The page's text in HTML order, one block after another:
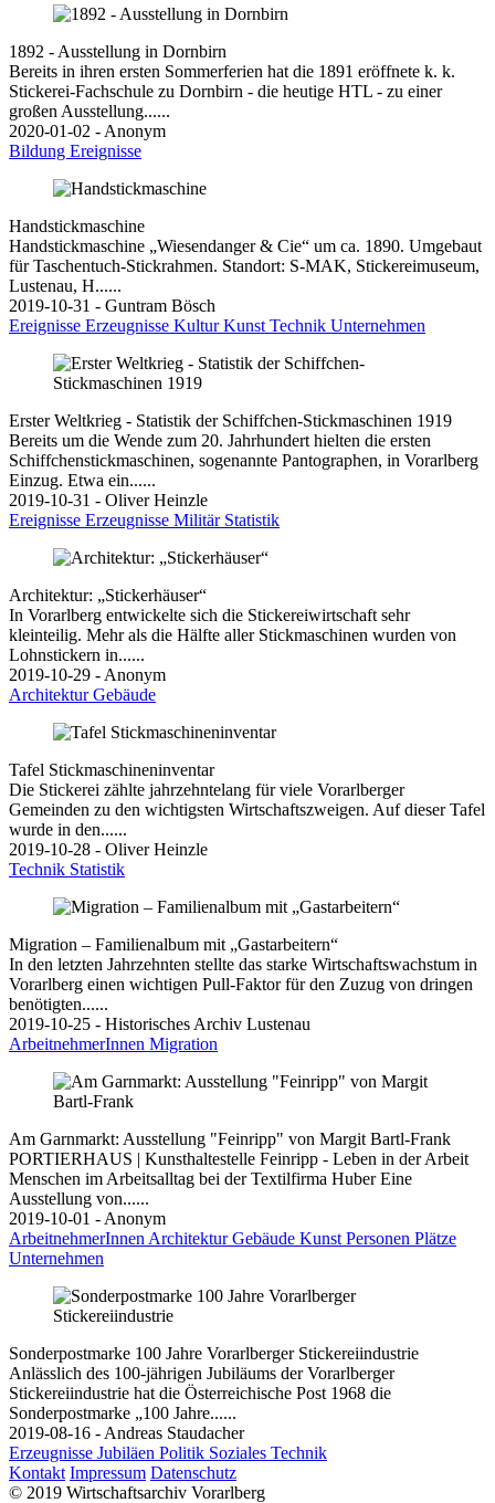
1892 - Ausstellung in Dornbirn
Bereits in ihren ersten Sommerferien hat die 1891 eröffnete k. k.
Stickerei-Fachschule zu Dornbirn - die heutige HTL - zu einer
großen Ausstellung......
2020-01-02 - Anonym
Bildung Ereignisse
Handstickmaschine
Handstickmaschine „Wiesendanger & Cie“ um ca. 1890. Umgebaut
für Taschentuch-Stickrahmen. Standort: S-MAK, Stickereimuseum,
Lustenau, H......
2019-10-31 - Guntram Bösch
Ereignisse Erzeugnisse KulturKunst Technik Unternehmen
Erster Weltkrieg - Statistik der Schiffchen-Stickmaschinen 1919
Bereits um die Wende zum 20. Jahrhundert hielten die ersten
Schiffchenstickmaschinen, sogenannte Pantographen, in Vorarlberg
Einzug. Etwa ein......
2019-10-31 - Oliver Heinzle
Ereignisse Erzeugnisse Militär Statistik
Architektur: „Stickerhäuser“
In Vorarlberg entwickelte sich die Stickereiwirtschaft sehr
kleinteilig. Mehr als die Hälfte aller Stickmaschinen wurden von
Lohnstickern in......
2019-10-29 - Anonym
ArchitekturGebäude
Tafel Stickmaschineninventar
Die Stickerei zählte jahrzehntelang für viele Vorarlberger
Gemeinden zu den wichtigsten Wirtschaftszweigen. Auf dieser Tafel
wurde in den......
2019-10-28 - Oliver Heinzle
Technik Statistik
Migration – Familienalbum mit „Gastarbeitern“
In den letzten Jahrzehnten stellte das starke Wirtschaftswachstum in
Vorarlberg einen wichtigen Pull-Faktor für den Zuzug von dringen
benötigten......
2019-10-25 - Historisches Archiv Lustenau
ArbeitnehmerInnen Migration
Am Garnmarkt: Ausstellung "Feinripp" von Margit Bartl-Frank
PORTIERHAUS | Kunsthaltestelle Feinripp - Leben in der Arbeit
Menschen im Arbeitsalltag bei der Textilfirma Huber Eine
Ausstellung von......
2019-10-01 - Anonym
ArbeitnehmerInnen ArchitekturGebäude Kunst Personen Plätze
Unternehmen
Sonderpostmarke 100 Jahre Vorarlberger Stickereiindustrie
Anlässlich des 100-jährigen Jubiläums der Vorarlberger
Stickereiindustrie hat die Österreichische Post 1968 die
Sonderpostmarke „100 Jahre......
2019-08-16 - Andreas Staudacher
Erzeugnisse Jubiläen Politik Soziales Technik
Kontakt Impressum Datenschutz
© 2019 Wirtschaftsarchiv Vorarlberg